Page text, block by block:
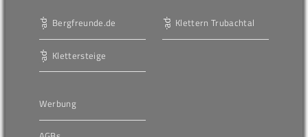
Bergfreunde.de
Klettersteige
Klettern Trubachtal
Werbung